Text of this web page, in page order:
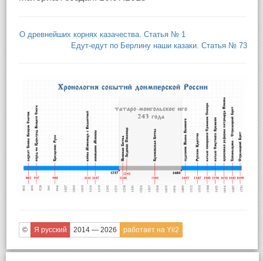
О древнейших корнях казачества. Статья № 1
Едут-едут по Берлину наши казаки. Статья № 73
© Я русский 2014 — 2026 работает на Yii2